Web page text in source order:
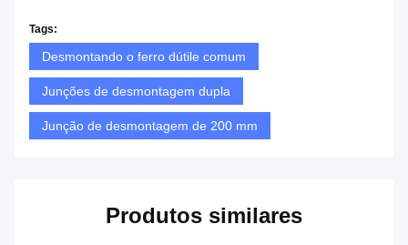
Tags:
Desmontando o ferro dútile comum
Junções de desmontagem dupla
Junção de desmontagem de 200 mm
Produtos similares